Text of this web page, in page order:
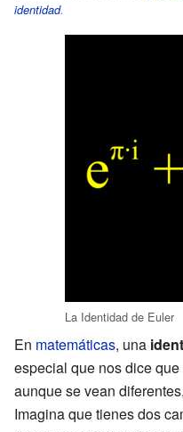
identidad.
La Identidad de Euler
En matemáticas, una
especial que nos dice
aunque se vean
Imagina que tienes dos